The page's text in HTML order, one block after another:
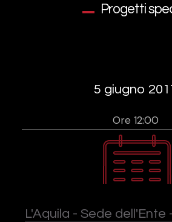
Progetti
5 giugno
Ore 12:00
L'Aquila - Sede dell'Ente